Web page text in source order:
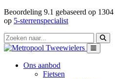
Beoordeling 9.1 gebaseerd op 1304
op 5-sterrenspecialist
Ons aanbod
Fietsen